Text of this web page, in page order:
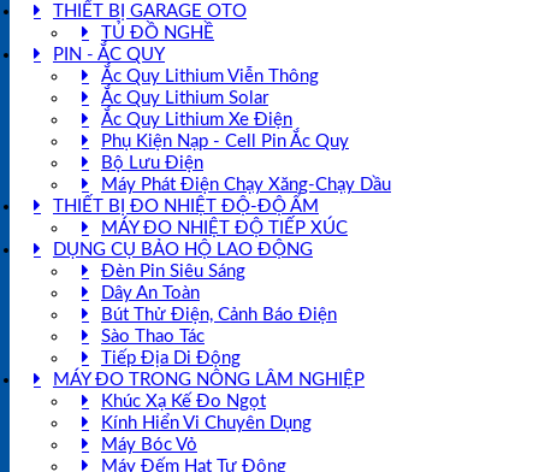
THIẾT BỊ GARAGE OTO
TỦ ĐỒ NGHỀ
PIN - ẮC QUY
Ắc Quy Lithium Viễn Thông
Ắc Quy Lithium Solar
Ắc Quy Lithium Xe Điện
Phụ Kiện Nạp - Cell Pin Ắc Quy
Bộ Lưu Điện
Máy Phát Điện Chạy Xăng-Chạy Dầu
THIẾT BỊ ĐO NHIỆT ĐỘ-ĐỘ ẨM
MÁY ĐO NHIỆT ĐỘ TIẾP XÚC
DỤNG CỤ BẢO HỘ LAO ĐỘNG
Đèn Pin Siêu Sáng
Dây An Toàn
Bút Thử Điện, Cảnh Báo Điện
Sào Thao Tác
Tiếp Địa Di Động
MÁY ĐO TRONG NÔNG LÂM NGHIỆP
Khúc Xạ Kế Đo Ngọt
Kính Hiển Vi Chuyên Dụng
Máy Bóc Vỏ
Máy Đếm Hạt Tự Động